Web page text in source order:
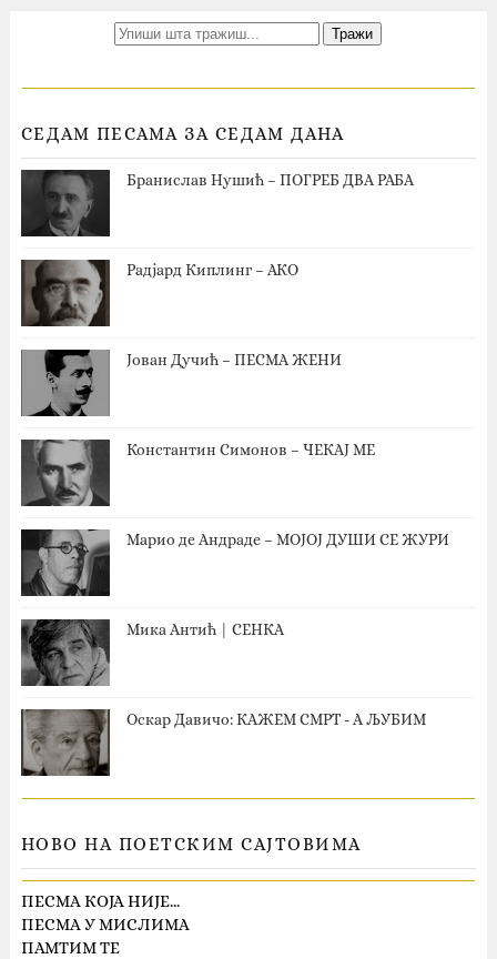
СЕДАМ ПЕСАМА ЗА СЕДАМ ДАНА
Бранислав Нушић – ПОГРЕБ ДВА РАБА
Радјард Киплинг – АКО
Јован Дучић – ПЕСМА ЖЕНИ
Константин Симонов – ЧЕКАЈ МЕ
Марио де Андраде – МОЈОЈ ДУШИ СЕ ЖУРИ
Мика Антић | СЕНКА
Оскар Давичо‎: КАЖЕМ СМРТ - А ЉУБИМ
НОВО НА ПОЕТСКИМ САЈТОВИМА
ПЕСМА КОЈА НИЈЕ…
ПЕСМА У МИСЛИМА
ПАМТИМ ТЕ